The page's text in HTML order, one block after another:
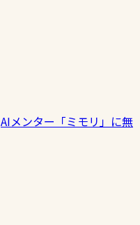
AIメンター「ミモリ」に無